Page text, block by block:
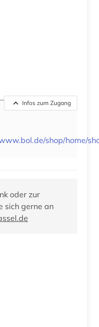
Infos zum Zugang
shop/home/
oder zur
sich gerne an